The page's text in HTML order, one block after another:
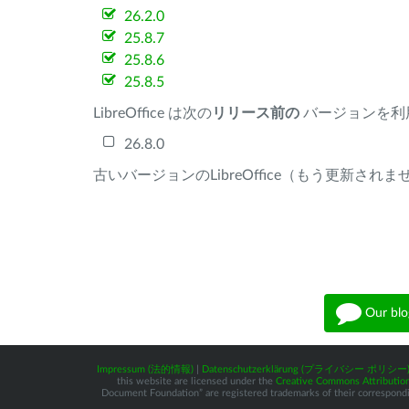
26.2.0
25.8.7
25.8.6
25.8.5
LibreOffice は次のリリース前の バージョンを
26.8.0
古いバージョンのLibreOffice（もう更新されま
Our
Impressum (法的情報)
Datenschutzerklärung (プライバシー ポリシー)
this website are licensed under the Creative Commons
Document Foundation” are registered trademarks of their